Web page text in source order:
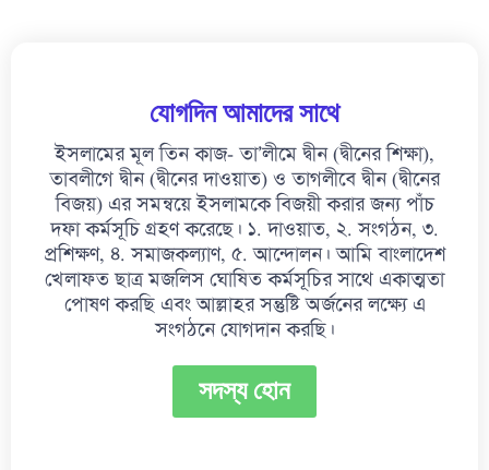
যোগদিন আমাদের সাথে
ইসলামের মূল তিন কাজ- তা’লীমে দ্বীন (দ্বীনের শিক্ষা),
তাবলীগে দ্বীন (দ্বীনের দাওয়াত) ও তাগলীবে দ্বীন (দ্বীনের
বিজয়) এর সমন্বয়ে ইসলামকে বিজয়ী করার জন্য পাঁচ
দফা কর্মসূচি গ্রহণ করেছে। ১. দাওয়াত, ২. সংগঠন, ৩.
প্রশিক্ষণ, ৪. সমাজকল্যাণ, ৫. আন্দোলন। আমি বাংলাদেশ
খেলাফত ছাত্র মজলিস ঘোষিত কর্মসূচির সাথে একাত্মতা
পোষণ করছি এবং আল্লাহর সন্তুষ্টি অর্জনের লক্ষ্যে এ
সংগঠনে যোগদান করছি।
সদস্য হোন